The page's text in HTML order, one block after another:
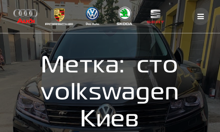
Skip
to
content
Метка:сто
volkswagen
Киев